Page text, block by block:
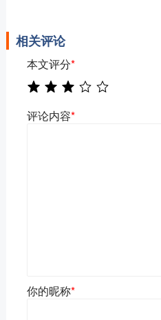
相关评论
本文评分*
评论内容*
你的昵称*